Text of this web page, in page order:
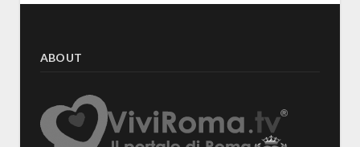
ABOUT